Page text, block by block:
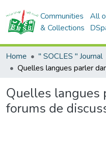
Communities
& Collections
All
Home " SOCLES " Journal
Quelles langues
forums de